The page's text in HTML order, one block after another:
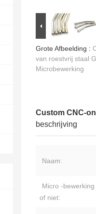
Grote Afbeelding :
van roestvrij staal
Microbewerking
Custom CNC-
beschrijving
Naam:
Micro -bewerking
of niet: